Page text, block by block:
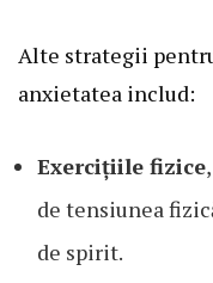
Alte strategii
anxietatea includ:
Exercițiile fizice
de tensiunea
de spirit.